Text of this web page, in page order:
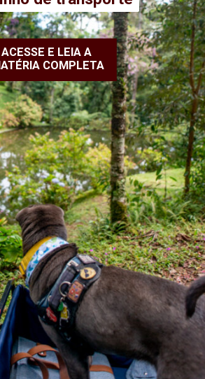
ACESSE E LEIA A
COMPLETA